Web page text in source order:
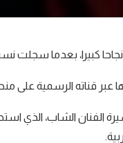
كبيرا، بعدما سجلت
منصة يوتيوب، إلى 10 ملايين مشاهدة في
الفنان الشاب، الذي